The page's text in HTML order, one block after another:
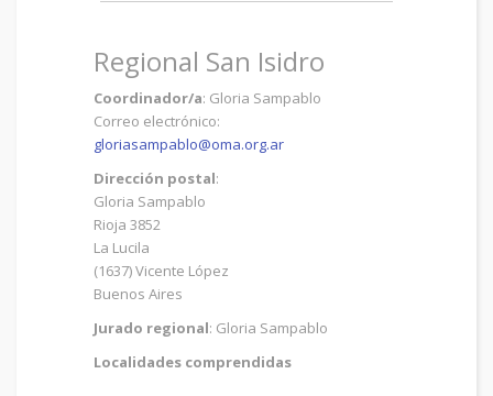
Regional San Isidro
Coordinador/a: Gloria Sampablo
Correo electrónico:
gloriasampablo@oma.org.ar
Dirección postal:
Gloria Sampablo
Rioja 3852
La Lucila
(1637) Vicente López
Buenos Aires
Jurado regional: Gloria Sampablo
Localidades comprendidas